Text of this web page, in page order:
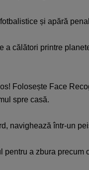
fotbalistice și apără
a călători printre
! Folosește Face
spre casă.
navighează într-un
pentru a zbura precum